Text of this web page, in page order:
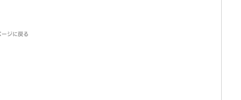
ジに戻る